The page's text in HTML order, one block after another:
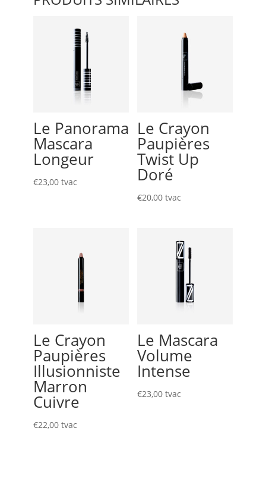
Le Panorama
Mascara
Longeur
€23,00 tvac
Le Crayon
Paupières
Twist Up
Doré
€20,00 tvac
Le Crayon
Paupières
Illusionniste
Marron
Cuivre
€22,00 tvac
Le Mascara
Volume
Intense
€23,00 tvac